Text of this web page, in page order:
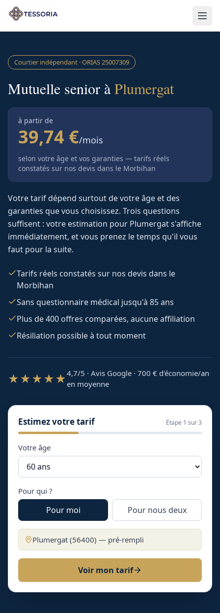
Aller au contenu principal
Courtier indépendant · ORIAS25007309
Mutuelle senior àPlumergat
à partir de
39,74 €/mois
selon votre âge et vos garanties — tarifs réels
constatés sur nos devis dans le Morbihan
Votre tarif dépend surtout de votre âge et des
garanties que vous choisissez. Trois questions
suffisent : votre estimation pour Plumergats'affiche
immédiatement, et vous prenez le temps qu'il vous
faut pour la suite.
Tarifs réels constatés sur nos devis dans le
Morbihan
Sans questionnaire médical jusqu'à 85 ans
Plus de 400 offres comparées, aucune affiliation
Résiliation possible à tout moment
★★★★★4,7/5 · Avis Google · 700 € d'économie/an
en moyenne
Estimez votre tarif Étape 1 sur 3
Votre âge
Pour qui ?
Pour moi Pour nous deux
Plumergat (56400) — pré-rempli
Voir mon tarif